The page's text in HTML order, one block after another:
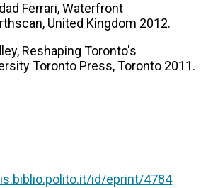
Ferrari, Waterfront
United Kingdom 2012.
Reshaping Toronto's
Toronto Press, Toronto 2011.
id/eprint/4784